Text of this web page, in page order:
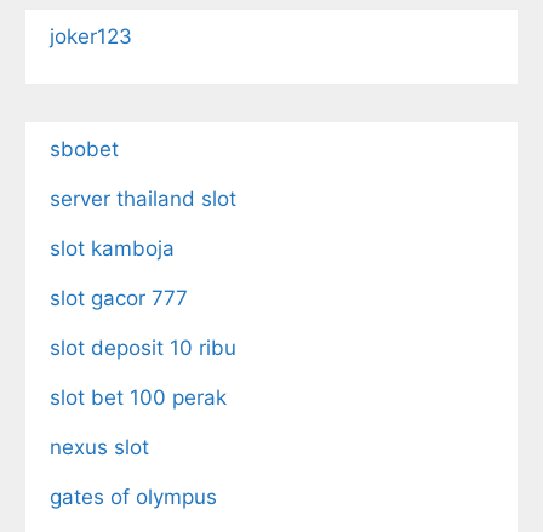
joker123
sbobet
server thailand slot
slot kamboja
slot gacor 777
slot deposit 10 ribu
slot bet 100 perak
nexus slot
gates of olympus